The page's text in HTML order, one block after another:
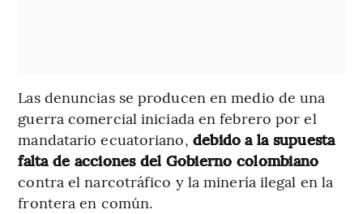
Las denuncias se producen en medio de una
guerra comercial iniciada en febrero por el
mandatario ecuatoriano, debido a la supuesta
falta de acciones del Gobierno colombiano
contra el narcotráfico y la minería ilegal en la
frontera en común.